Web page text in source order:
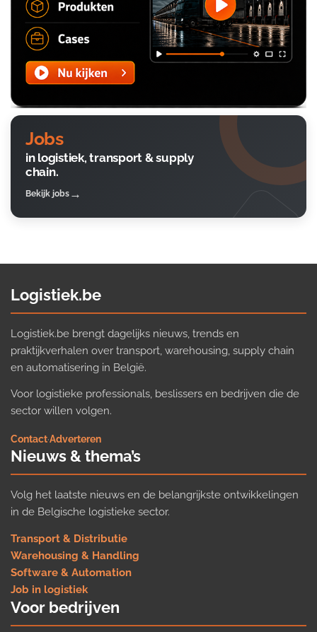
Jobs
in logistiek, transport & supply
chain.
Bekijk jobs
Logistiek.be
Logistiek.be brengt dagelijks nieuws, trends en
praktijkverhalen over transport, warehousing, supply chain
en automatisering in België.
Voor logistieke professionals, beslissers en bedrijven die de
sector willen volgen.
Contact·Adverteren
Nieuws & thema’s
Volg het laatste nieuws en de belangrijkste ontwikkelingen
in de Belgische logistieke sector.
Transport & Distributie
Warehousing & Handling
Software & Automation
Job in logistiek
Voor bedrijven